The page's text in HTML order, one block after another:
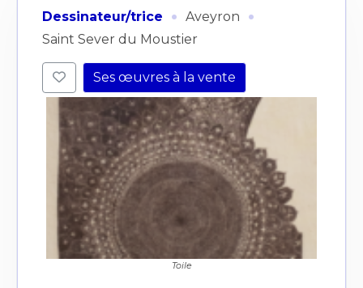
Dessinateur/trice · Aveyron ·
Saint Sever du Moustier
Ses œuvres à la vente
Toile